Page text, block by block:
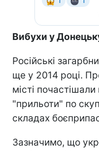
Вибухи у
Російські
ще у 2014 році.
місті
"прильоти" по
складах
Зазначимо, що